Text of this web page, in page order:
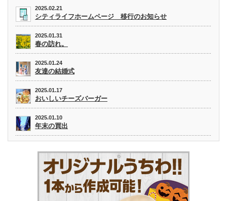
2025.02.21
シティライフホームページ 移行のお知らせ
2025.01.31
春の訪れ。
2025.01.24
友達の結婚式
2025.01.17
おいしいチーズバーガー
2025.01.10
年末の買出